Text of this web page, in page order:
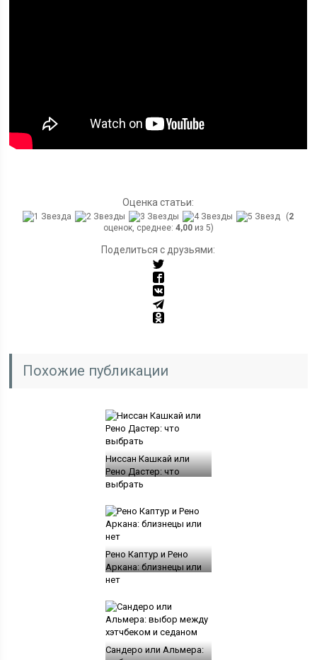
Оценка статьи:
(2
оценок, среднее: 4,00из 5)
Поделиться с друзьями:
Похожие публикации
Ниссан Кашкай или
Рено Дастер: что
выбрать
Рено Каптур и Рено
Аркана: близнецы или
нет
Сандеро или Альмера: